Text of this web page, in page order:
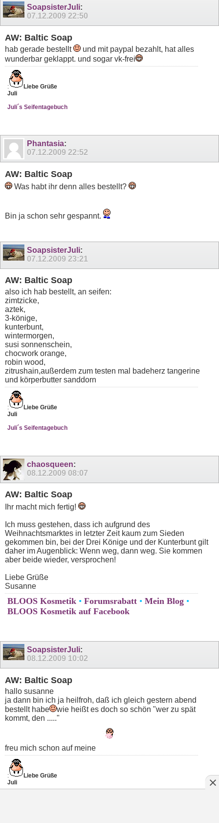
SoapsisterJuli:
07.12.2009 22:50
AW: Baltic Soap
hab gerade bestellt
und mit paypal bezahlt, hat alles
wunderbar geklappt. und sogar vk-frei
:
Liebe Grüße
Juli
Juli´s Seifentagebuch
Phantasia:
07.12.2009 22:52
AW: Baltic Soap
Was habt ihr denn alles bestellt?
Bin ja schon sehr gespannt.
SoapsisterJuli:
07.12.2009 23:21
AW: Baltic Soap
also ich hab bestellt, an seifen:
zimtzicke,
aztek,
3-könige,
kunterbunt,
wintermorgen,
susi sonnenschein,
chocwork orange,
robin wood,
zitrushain,außerdem zum testen mal badeherz tangerine
und körperbutter sanddorn
:
Liebe Grüße
Juli
Juli´s Seifentagebuch
chaosqueen:
08.12.2009 08:07
AW: Baltic Soap
Ihr macht mich fertig!
Ich muss gestehen, dass ich aufgrund des
Weihnachtsmarktes in letzter Zeit kaum zum Sieden
gekommen bin, bei der Drei Könige und der Kunterbunt gilt
daher im Augenblick: Wenn weg, dann weg. Sie kommen
aber beide wieder, versprochen!
Liebe Grüße
Susanne
BLOOS Kosmetik • Forumsrabatt • Mein Blog •
BLOOS Kosmetik auf Facebook
SoapsisterJuli:
08.12.2009 10:02
AW: Baltic Soap
hallo susanne
ja dann bin ich ja heilfroh, daß ich gleich gestern abend
bestellt habe
wie heißt es doch so schön "wer zu spät
kommt, den ....."
freu mich schon auf meine
:
Liebe Grüße
Juli